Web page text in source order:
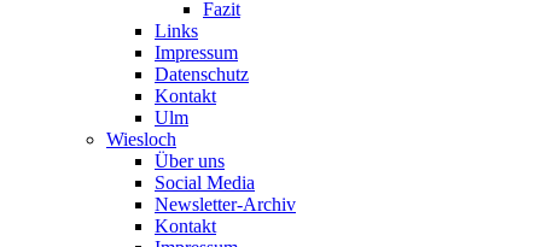
Fazit
Links
Impressum
Datenschutz
Kontakt
Ulm
Wiesloch
Über uns
Social Media
Newsletter-Archiv
Kontakt